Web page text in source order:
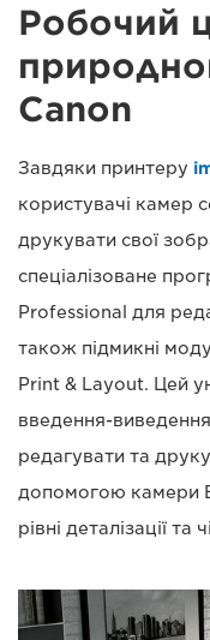
Робочий
Canon
Завдяки принтеру
користувачі камер
друкувати свої
спеціалізоване
Professional для
також підмикні
Print & Layout. Цей
введення-
редагувати та
допомогою камери
рівні деталізації та